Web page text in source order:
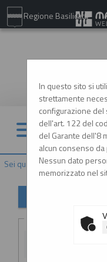
Regione Basilicata
Sei qui: Home»Elenco
In questo sito si
strettamente
configurazione del
dell'art. 122 del
del Garante dell'8
alcun consenso
Nessun dato
memorizzato nel
Criteri di ricerca